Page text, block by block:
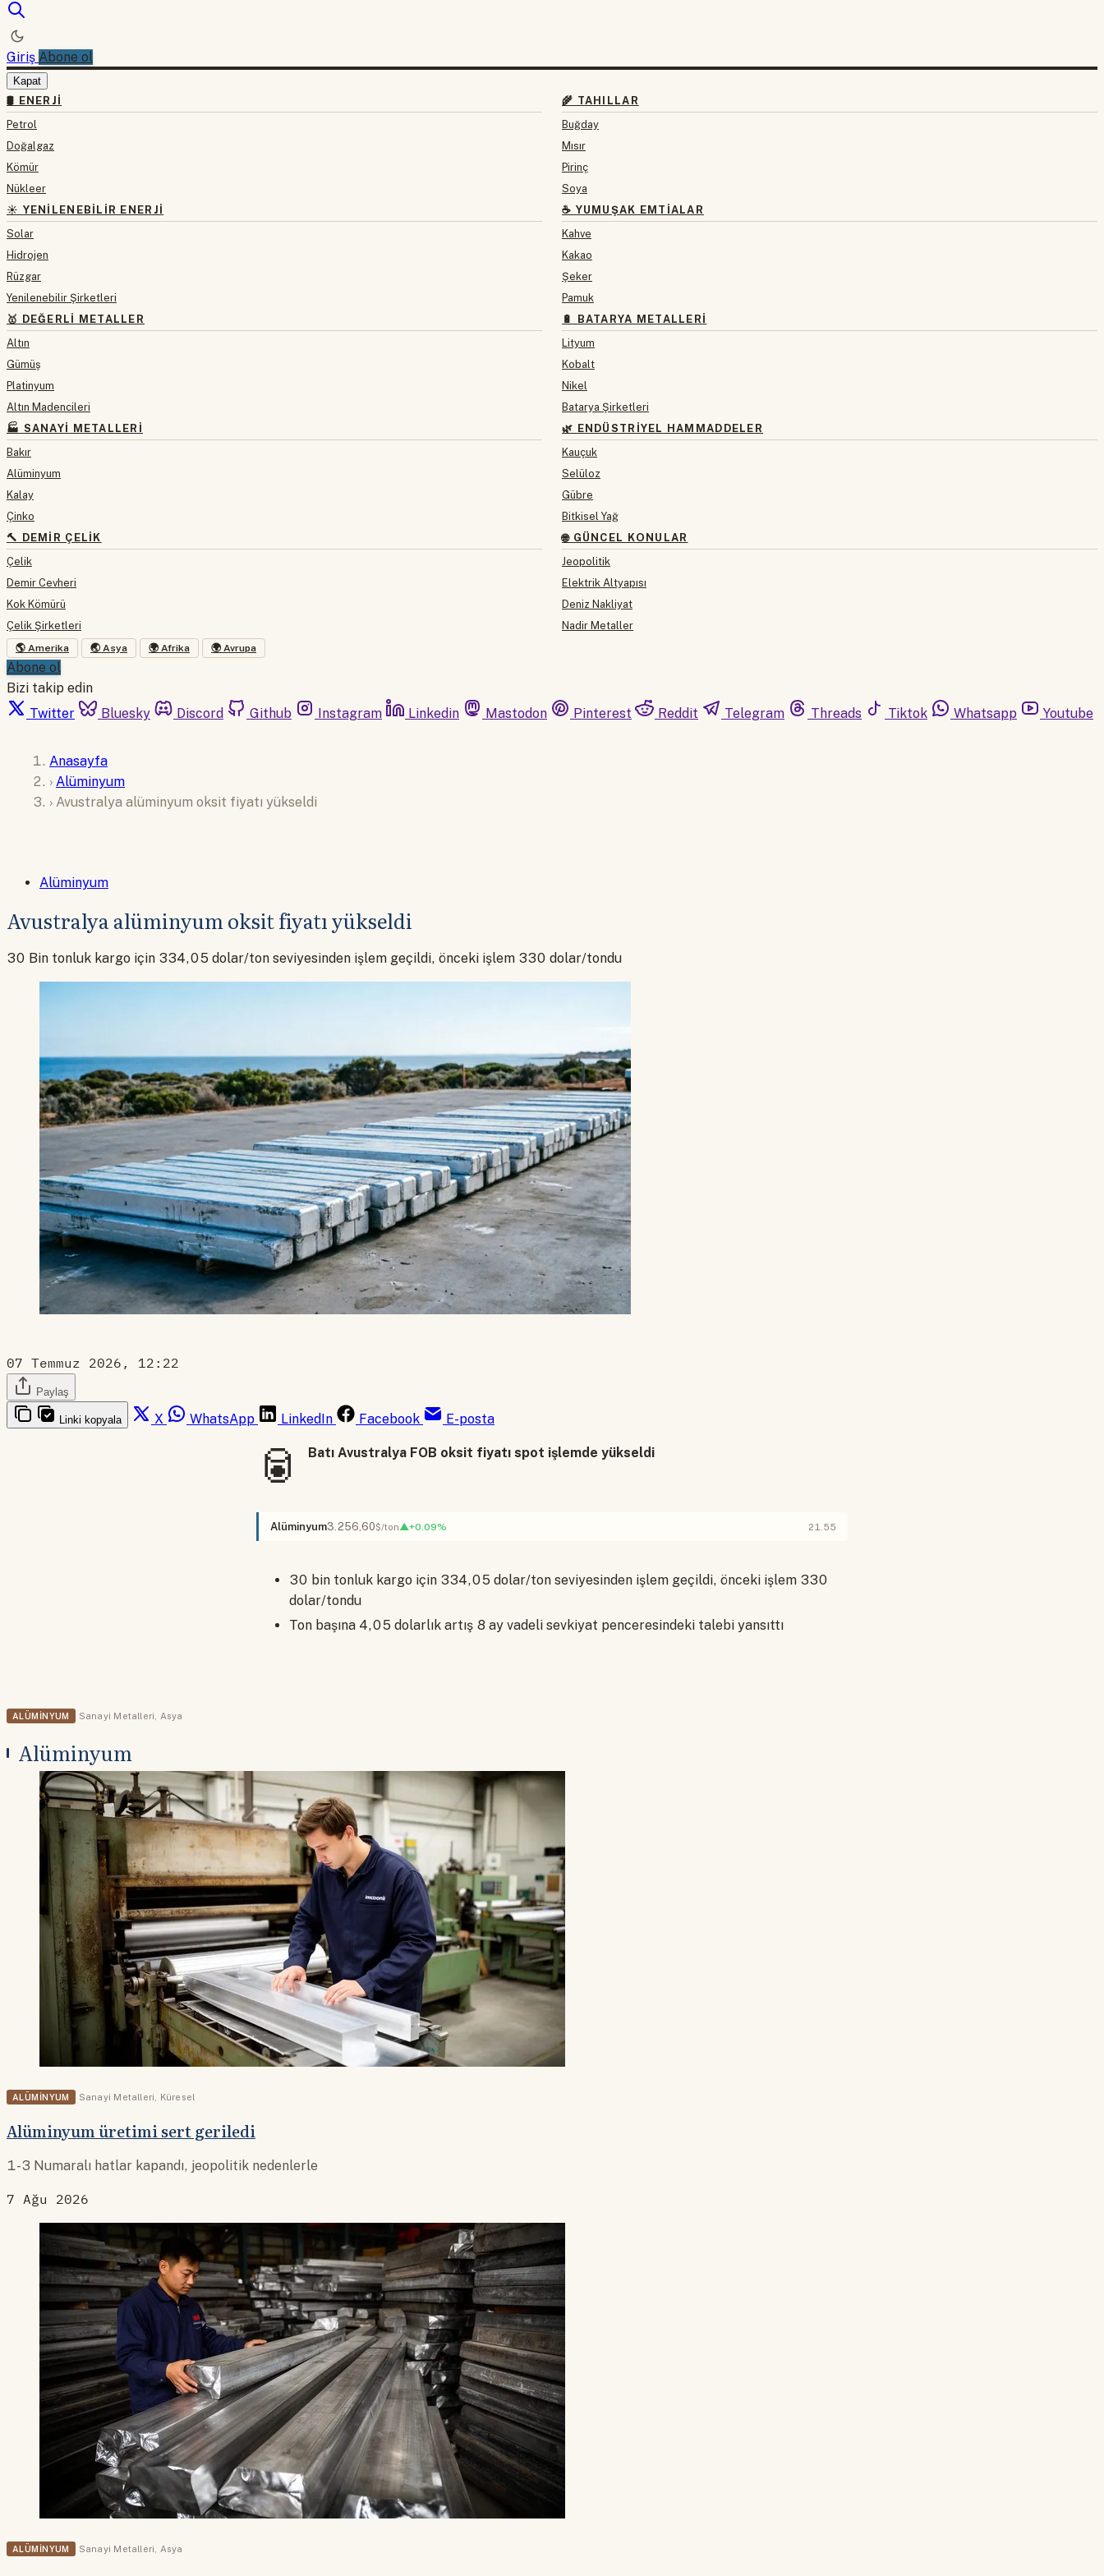
Giriş Abone ol
Kapat
🛢 ENERJI
Petrol
Doğalgaz
Kömür
Nükleer
☀️ YENILENEBILIR ENERJI
Solar
Hidrojen
Rüzgar
Yenilenebilir Şirketleri
🥇 DEĞERLI METALLER
Altın
Gümüş
Platinyum
Altın Madencileri
🏭 SANAYI METALLERI
Bakır
Alüminyum
Kalay
Çinko
🔨 DEMIR ÇELIK
Çelik
Demir Cevheri
Kok Kömürü
Çelik Şirketleri
🌾 TAHILLAR
Buğday
Mısır
Pirinç
Soya
☕ YUMUŞAK EMTIALAR
Kahve
Kakao
Şeker
Pamuk
🔋 BATARYA METALLERI
Lityum
Kobalt
Nikel
Batarya Şirketleri
🌿 ENDÜSTRIYEL HAMMADDELER
Kauçuk
Selüloz
Gübre
Bitkisel Yağ
🌐 GÜNCEL KONULAR
Jeopolitik
Elektrik Altyapısı
Deniz Nakliyat
Nadir Metaller
🌎 Amerika 🌏 Asya 🌍 Afrika 🌍 Avrupa
Abone ol
Bizi takip edin
Twitter
Bluesky Discord Github Instagram Linkedin Mastodon Pinterest Reddit Telegram Threads Tiktok Whatsapp Youtube
Anasayfa
› Alüminyum
› Avustralya alüminyum oksit fiyatı yükseldi
Alüminyum
Avustralya alüminyum oksit fiyatı yükseldi
30 Bin tonluk kargo için 334,05 dolar/ton seviyesinden işlem geçildi, önceki işlem 330 dolar/tondu
07 Temmuz 2026, 12:22
Paylaş
Linki kopyala X WhatsApp LinkedIn Facebook E-posta
🥫 Batı Avustralya FOB oksit fiyatı spot işlemde yükseldi
Alüminyum3.256,60$/ton▲+0.09% 21.55
30 bin tonluk kargo için 334,05 dolar/ton seviyesinden işlem geçildi, önceki işlem 330
dolar/tondu
Ton başına 4,05 dolarlık artış 8 ay vadeli sevkiyat penceresindeki talebi yansıttı
ALÜMINYUM Sanayi Metalleri Asya
Alüminyum
ALÜMINYUM Sanayi Metalleri Küresel
Alüminyum üretimi sert geriledi
1-3 Numaralı hatlar kapandı, jeopolitik nedenlerle
7 Ağu 2026
ALÜMINYUM Sanayi Metalleri Asya